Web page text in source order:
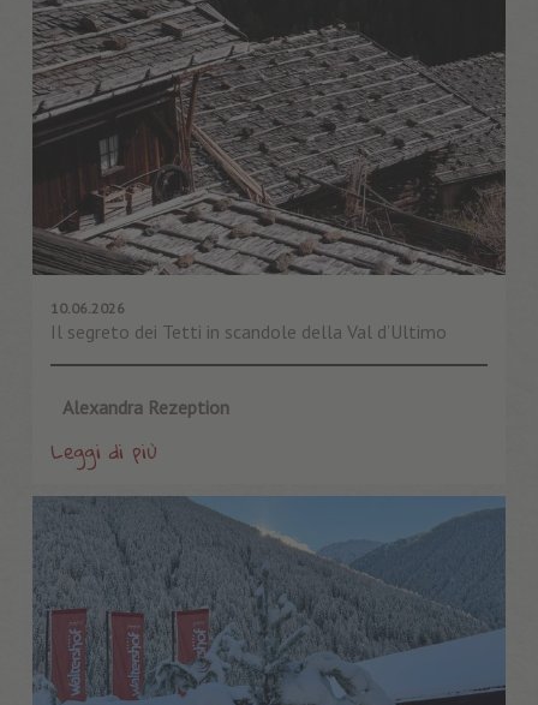
10.06.2026
Il segreto dei Tetti in scandole della Val d’Ultimo
Alexandra Rezeption
Leggi di più